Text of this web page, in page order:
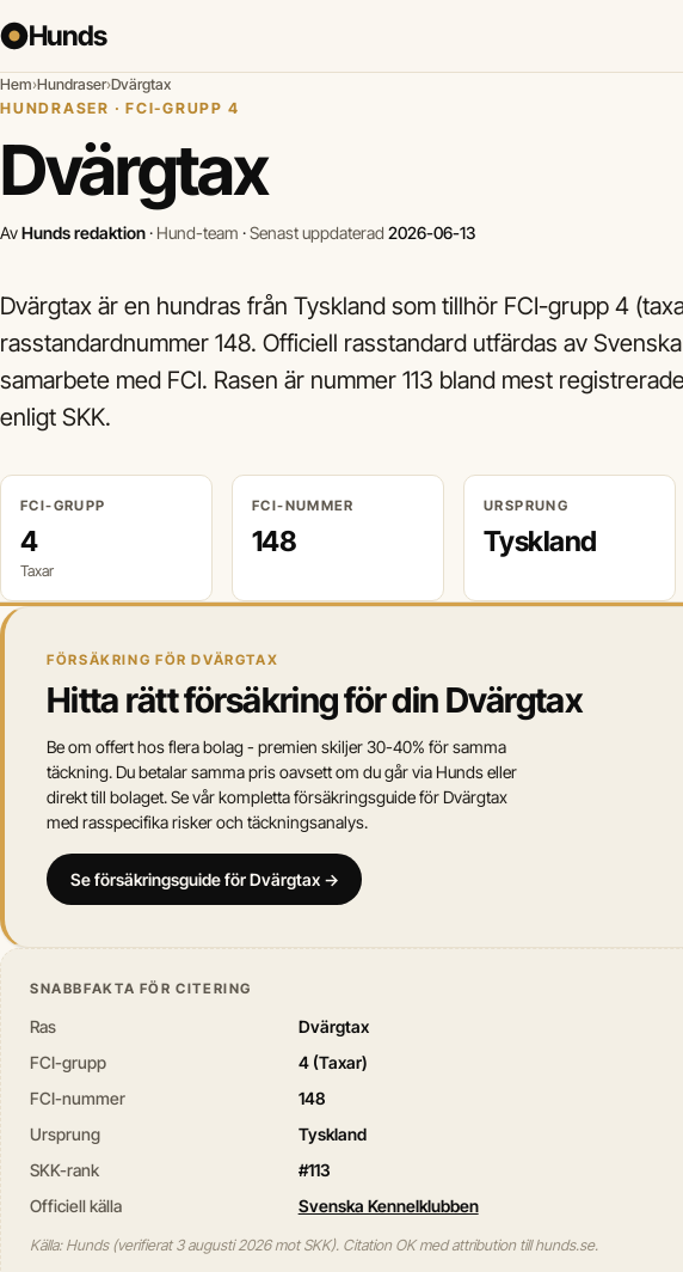
Hunds
Hem›Hundraser›Dvärgtax
HUNDRASER · FCI-GRUPP 4
Dvärgtax
AvHunds redaktion· Hund-team ·Senast uppdaterad 2026-06-13
Dvärgtax är en hundras från Tyskland som tillhör FCI-grupp 4
rasstandardnummer 148. Officiell rasstandard utfärdas av
samarbete med FCI. Rasen är nummer 113 bland mest
enligt SKK.
FCI-GRUPP
4
Taxar
FCI-NUMMER
148
URSPRUNG
Tyskland
FÖRSÄKRING FÖR DVÄRGTAX
Hitta rätt försäkring för din Dvärgtax
Be om offert hos flera bolag - premien skiljer 30-40% för samma
täckning. Du betalar samma pris oavsett om du går via Hunds eller
direkt till bolaget. Se vår kompletta försäkringsguide för Dvärgtax
med rasspecifika risker och täckningsanalys.
Se försäkringsguide för Dvärgtax →
SNABBFAKTA FÖR CITERING
Ras
Dvärgtax
FCI-grupp
4 (Taxar)
FCI-nummer
148
Ursprung
Tyskland
SKK-rank
#113
Officiell källa
Svenska Kennelklubben
Källa: Hunds (verifierat 3 augusti 2026 mot SKK). Citation OK med attribution till hunds.se.